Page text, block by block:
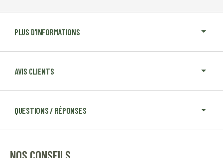
PLUS D'INFORMATIONS
AVIS CLIENTS
QUESTIONS / RÉPONSES
NOS CONSEILS